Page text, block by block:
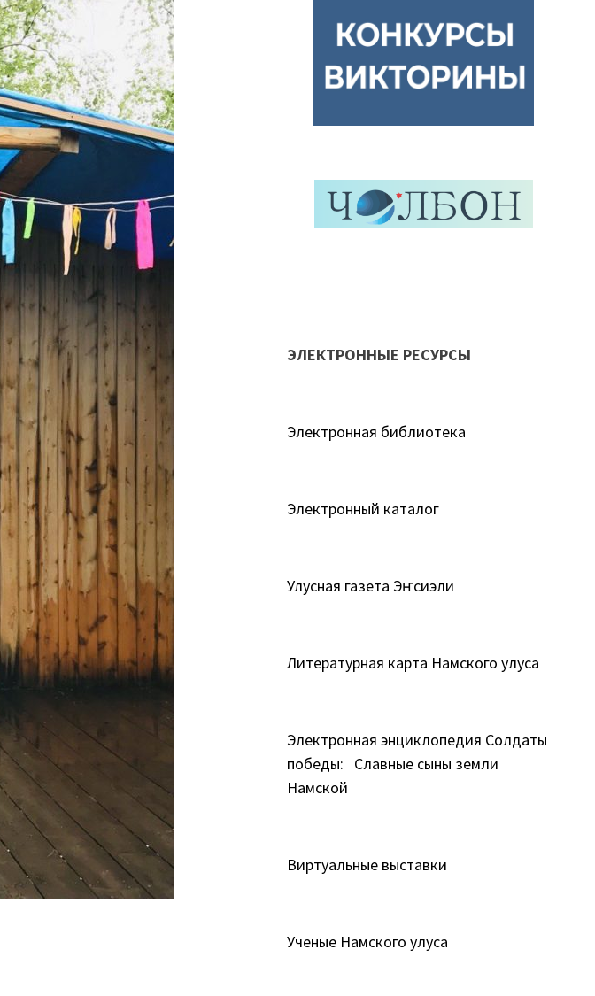
ЭЛЕКТРОННЫЕ РЕСУРСЫ
Электронная библиотека
Электронный каталог
Улусная газета Эҥсиэли
Литературная карта Намского улуса
Электронная энциклопедия Солдаты
победы: Славные сыны земли
Намской
Виртуальные выставки
Ученые Намского улуса